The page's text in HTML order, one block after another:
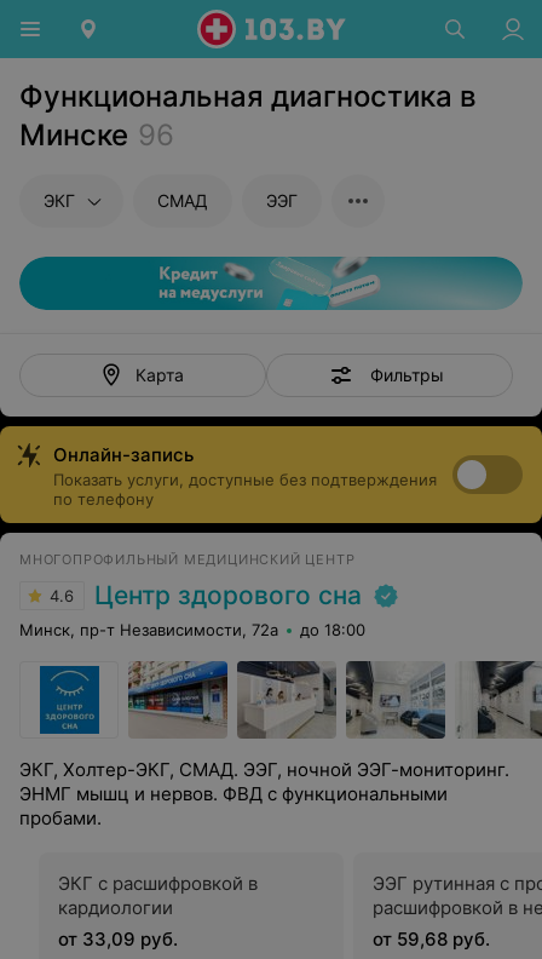
Функциональная диагностика в
Минске 96
ЭКГ СМАД ЭЭГ
Карта Фильтры
Онлайн-запись
Показать услуги, доступные без подтверждения
по телефону
МНОГОПРОФИЛЬНЫЙ МЕДИЦИНСКИЙ ЦЕНТР
4.6 Центр здорового сна
Минск, пр-т Независимости, 72а до 18:00
ЭКГ, Холтер-ЭКГ, СМАД. ЭЭГ, ночной ЭЭГ-мониторинг.
ЭНМГ мышц и нервов. ФВД с функциональными
пробами.
ЭКГ с расшифровкой в
кардиологии
от 33,09 руб.
ЭЭГ рутинная с
расшифровкой в
от 59,68 руб.